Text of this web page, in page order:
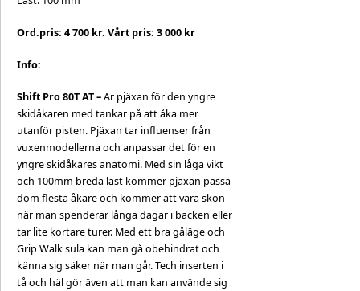
Ord.pris: 4 700 kr. Vårt pris: 3 000 kr
Info:
Shift Pro 80T AT –Är pjäxan för den yngre
skidåkaren med tankar på att åka mer
utanför pisten. Pjäxan tar influenser från
vuxenmodellerna och anpassar det för en
yngre skidåkares anatomi. Med sin låga vikt
och 100mm breda läst kommer pjäxan passa
dom flesta åkare och kommer att vara skön
när man spenderar långa dagar i backen eller
tar lite kortare turer. Med ett bra gåläge och
Grip Walk sula kan man gå obehindrat och
känna sig säker när man går. Tech inserten i
tå och häl gör även att man kan använde sig